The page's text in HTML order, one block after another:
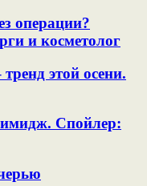
операции?
и косметолог
этой осени.
Спойлер: